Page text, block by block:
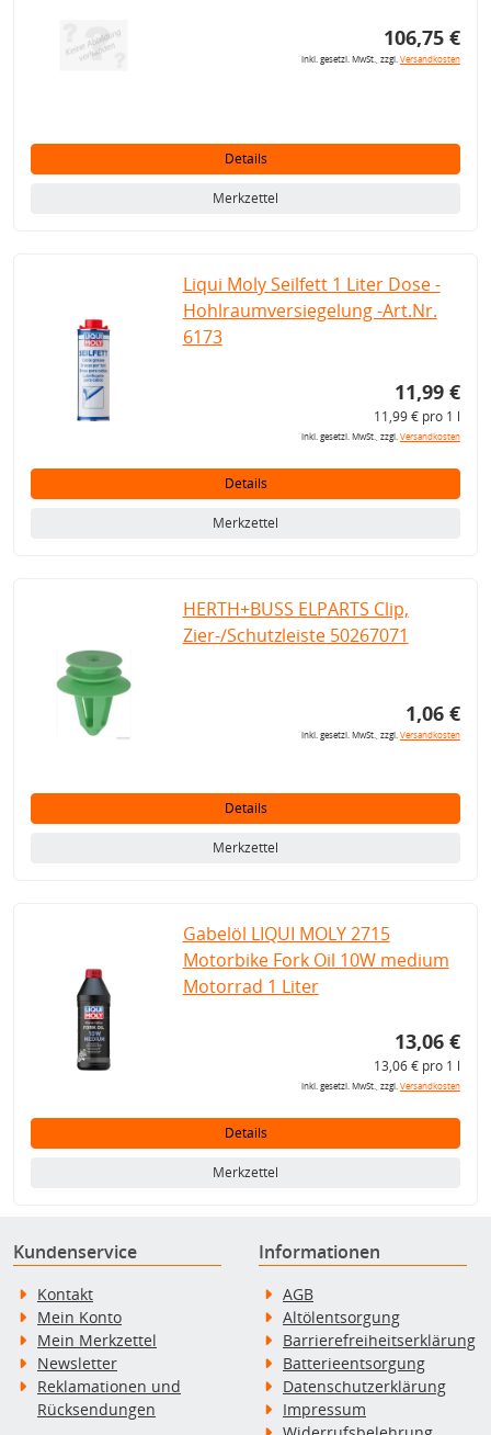
106,75 €
inkl. gesetzl. MwSt., zzgl.Versandkosten
Details
Merkzettel
Liqui Moly Seilfett 1 Liter Dose -
Hohlraumversiegelung -Art.Nr.
6173
11,99 €
11,99 € pro 1 l
inkl. gesetzl. MwSt., zzgl.Versandkosten
Details
Merkzettel
HERTH+BUSS ELPARTS Clip,
Zier-/Schutzleiste 50267071
1,06 €
inkl. gesetzl. MwSt., zzgl.Versandkosten
Details
Merkzettel
Gabelöl LIQUI MOLY 2715
Motorbike Fork Oil 10W medium
Motorrad 1 Liter
13,06 €
13,06 € pro 1 l
inkl. gesetzl. MwSt., zzgl.Versandkosten
Details
Merkzettel
Kundenservice
Kontakt
Mein Konto
Mein Merkzettel
Newsletter
Reklamationen und
Rücksendungen
Informationen
AGB
Altölentsorgung
Barrierefreiheitserklärung
Batterieentsorgung
Datenschutzerklärung
Impressum